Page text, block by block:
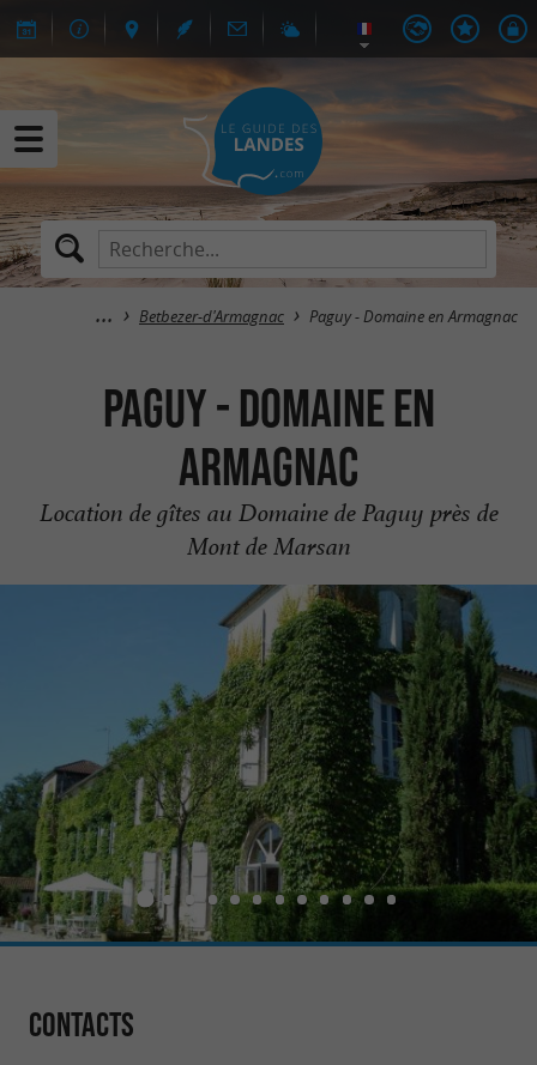
Betbezer-d'Armagnac Paguy - Domaine en Armagnac
Paguy - Domaine en
Armagnac
Location de gîtes au Domaine de Paguy près de
Mont de Marsan
Contacts